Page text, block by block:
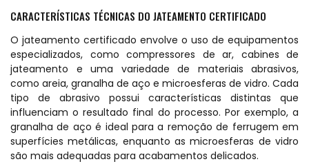
CARACTERÍSTICAS TÉCNICAS DO JATEAMENTO CERTIFICADO
O jateamento certificado envolve o uso de equipamentos
especializados, como compressores de ar, cabines de
jateamento e uma variedade de materiais abrasivos,
como areia, granalha de aço e microesferas de vidro. Cada
tipo de abrasivo possui características distintas que
influenciam o resultado final do processo. Por exemplo, a
granalha de aço é ideal para a remoção de ferrugem em
superfícies metálicas, enquanto as microesferas de vidro
são mais adequadas para acabamentos delicados.